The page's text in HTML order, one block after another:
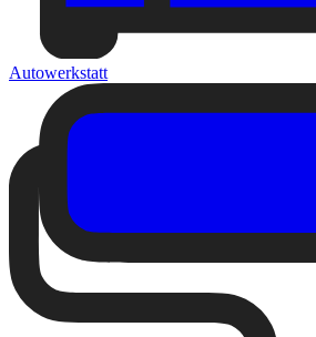
Autowerkstatt